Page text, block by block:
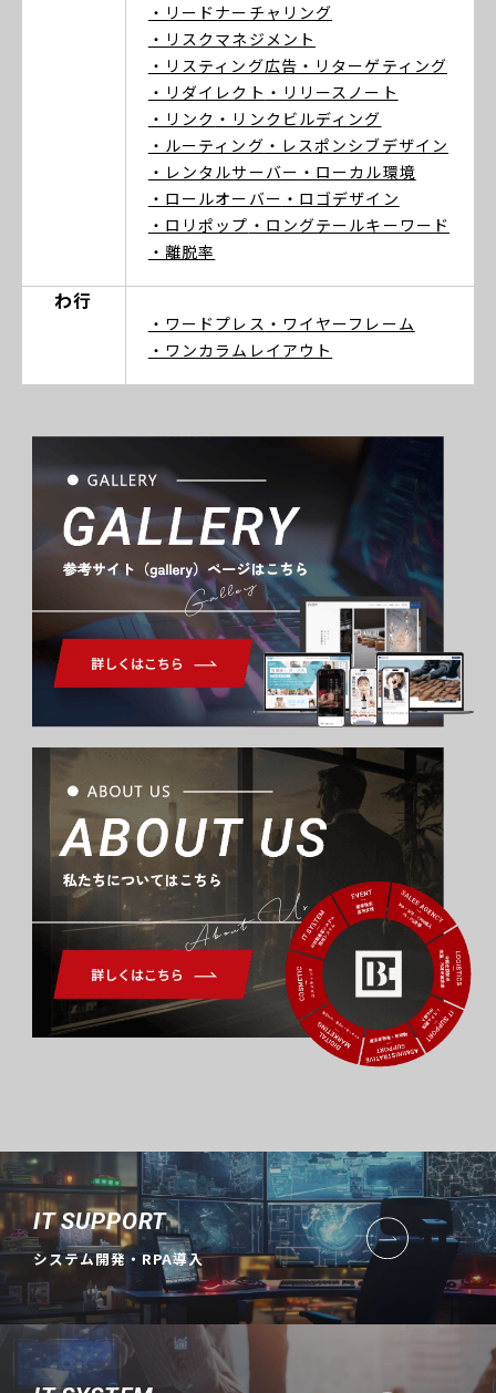
・リードナーチャリング
・リスクマネジメント
・リスティング広告 ・リターゲティング
・リダイレクト ・リリースノート
・リンク ・リンクビルディング
・ルーティング ・レスポンシブデザイン
・レンタルサーバー ・ローカル環境
・ロールオーバー ・ロゴデザイン
・ロリポップ ・ロングテールキーワード
・離脱率
わ行
・ワードプレス ・ワイヤーフレーム
・ワンカラムレイアウト
Gallery
About Us
IT SUPPORT
システム開発・RPA導入